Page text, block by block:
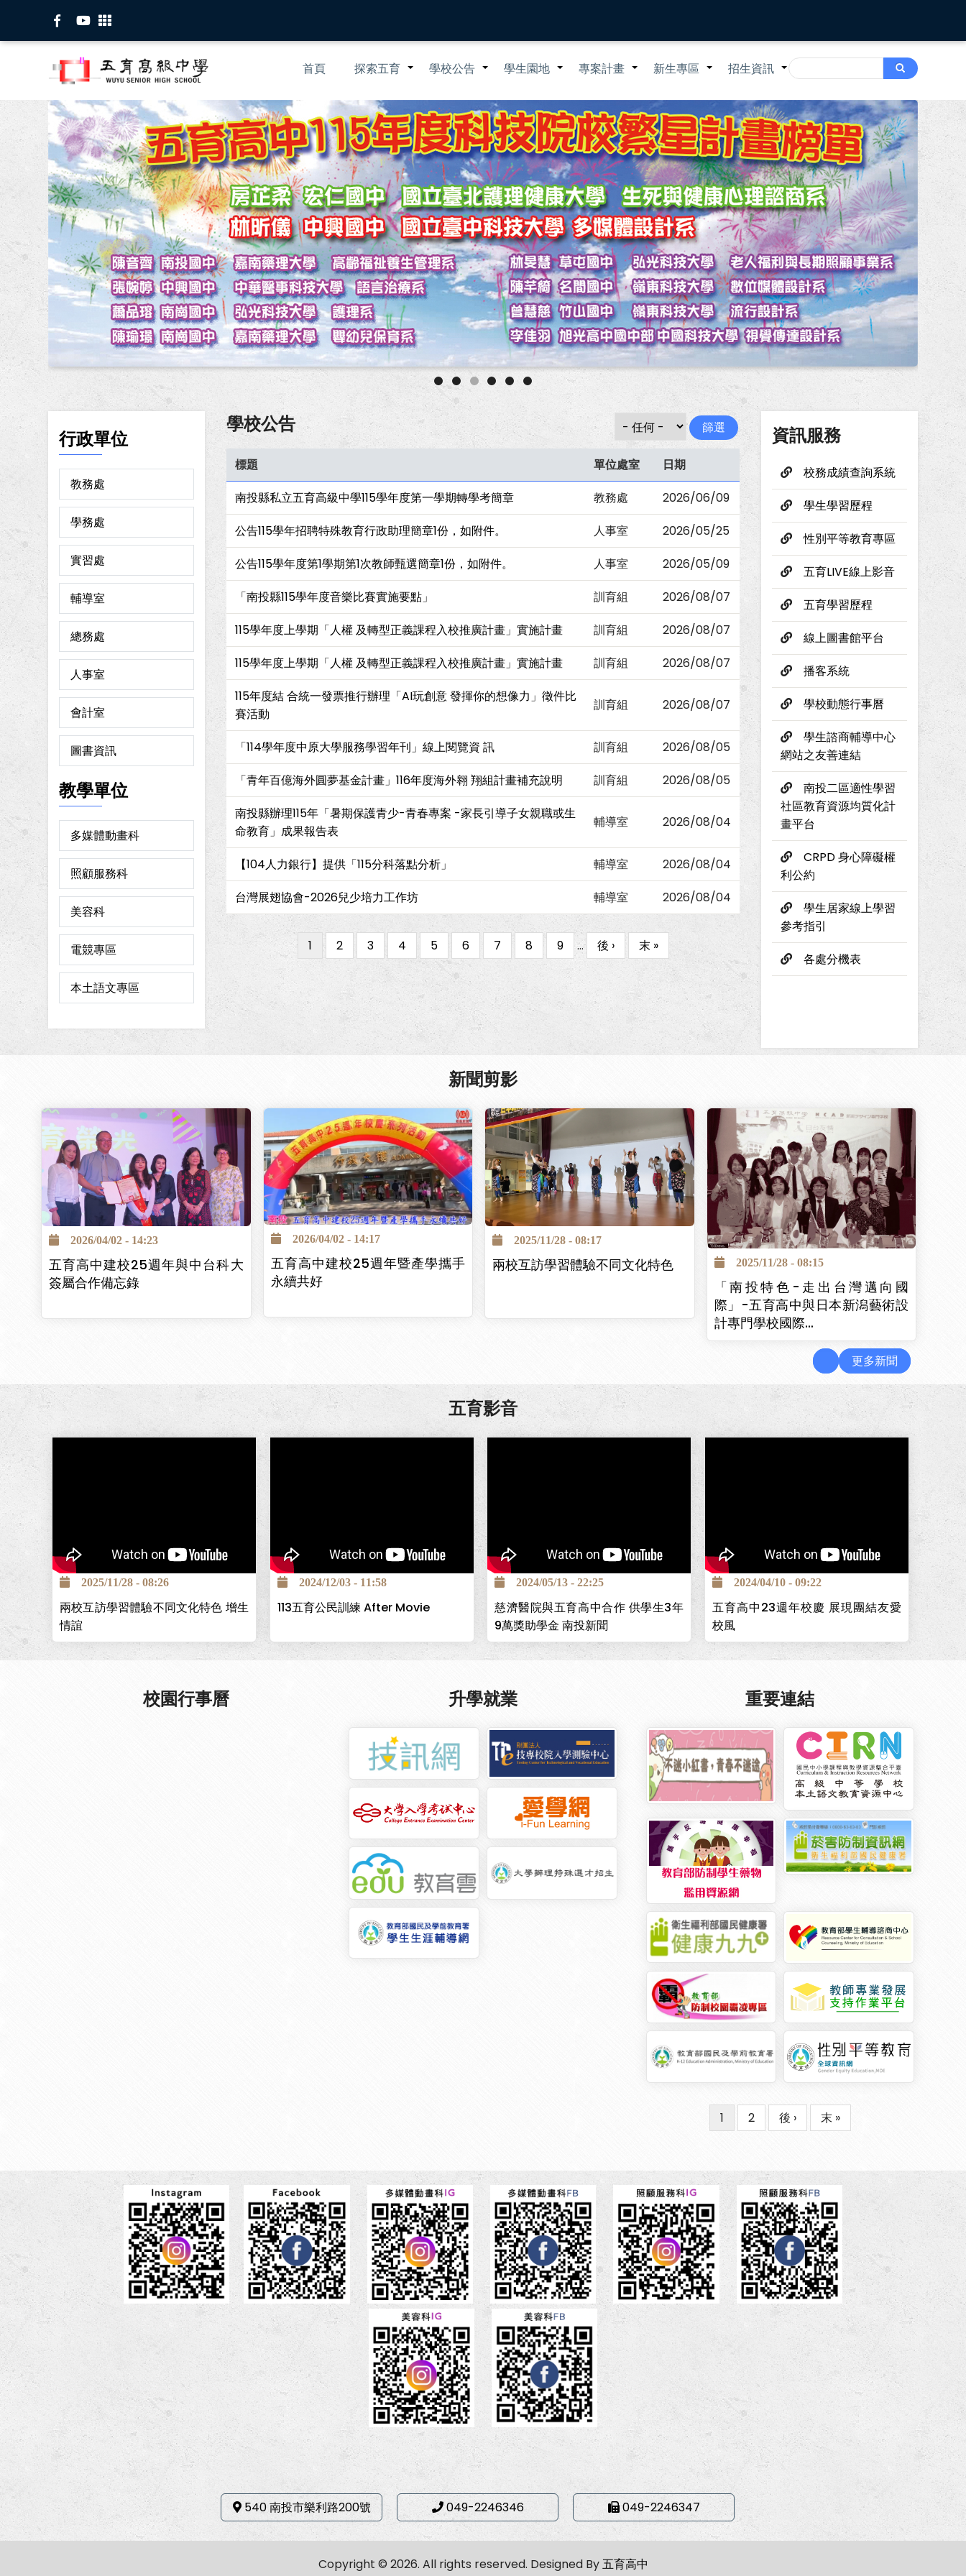
主
Search
Search
Main
navigation
首頁 +
探索五育 +
學校公告 +
學生園地 +
專案計畫 +
新生專區 +
招生資訊
行政單位
教務處
學務處
實習處
輔導室
總務處
人事室
會計室
圖書資訊
教學單位
多媒體動畫科
照顧服務科
美容科
電競專區
本土語文專區
學校公告
標題 單位處室
日期
南投縣私立五育高級中學115學年度第一學期轉學考簡章
教務處
2026/06/09
公告115學年招聘特殊教育行政助理簡章1份，如附件。
人事室
2026/05/25
公告115學年度第1學期第1次教師甄選簡章1份，如附件。
人事室
2026/05/09
「南投縣115學年度音樂比賽實施要點」
訓育組
2026/08/07
115學年度上學期「人權 及轉型正義課程入校推廣計畫」實施計畫
訓育組
2026/08/07
115學年度上學期「人權 及轉型正義課程入校推廣計畫」實施計畫
訓育組
2026/08/07
115年度結 合統一發票推行辦理「AI玩創意 發揮你的想像力」徵件比
賽活動
訓育組 2026/08/07
「114學年度中原大學服務學習年刊」線上閱覽資 訊 訓育組
2026/08/05
「青年百億海外圓夢基金計畫」116年度海外翱 翔組計畫補充說明
訓育組
2026/08/05
南投縣辦理115年「暑期保護青少-青春專案 -家長引導子女親職或生
命教育」成果報告表
輔導室 2026/08/04
【104人力銀行】提供「115分科落點分析」 輔導室
2026/08/04
台灣展翅協會-2026兒少培力工作坊
輔導室 2026/08/04
Pagination
目
前
面
1 Page
2 Page
3 Page
4 Page
5 Page
6 Page
7 Page
8 Page
9 …
下
一
後 ›
Last
page
末 »
資訊服務
校務成績查詢系統
學生學習歷程
性別平等教育專區
五育LIVE線上影音
五育學習歷程
線上圖書館平台
播客系統
學校動態行事曆
學生諮商輔導中心
網站之友善連結
南投二區適性學習
社區教育資源均質化計
畫平台
CRPD 身心障礙權
利公約
學生居家線上學習
參考指引
各處分機表
新聞剪影
2026/04/02 - 14:23
五育高中建校25週年與中台科大
簽屬合作備忘錄
2026/04/02 - 14:17
五育高中建校25週年暨產學攜手
永續共好
2025/11/28 - 08:17
兩校互訪學習體驗不同文化特色 2025/11/28 - 08:15
「南投特色-走出台灣邁向國
際」-五育高中與日本新潟藝術設
計專門學校國際…
更多新聞
五育影音
2025/11/28 - 08:26
兩校互訪學習體驗不同文化特色 增生
情誼
2024/12/03 - 11:58
113五育公民訓練 After Movie
障畢業後有穩定工作，與台中慈濟醫院
簽署「攜手高昇獎助學金」計畫，提供
學生高中在校期間3年9萬元，且畢業後
可至台中慈濟醫院工作。
2024/05/13 - 22:25
慈濟醫院與五育高中合作 供學生3年
9萬獎助學金 南投新聞
2024/04/10 - 09:22
五育高中23週年校慶 展現團結友愛
校風
校園行事曆 升學就業 重要連結
目
前
面
1 Page
2
下
一
後 ›
Last
page
末 »
540 南投市樂利路200號 049-2246346 049-2246347
Copyright © 2026. All rights reserved. Designed By五育高中